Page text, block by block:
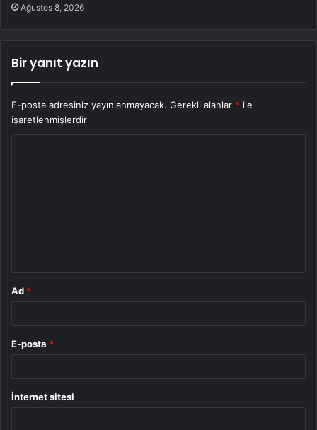
Ağustos 8, 2026
Bir yanıt yazın
E-posta adresiniz yayınlanmayacak. Gerekli alanlar * ile
işaretlenmişlerdir
Ad *
E-posta *
İnternet sitesi